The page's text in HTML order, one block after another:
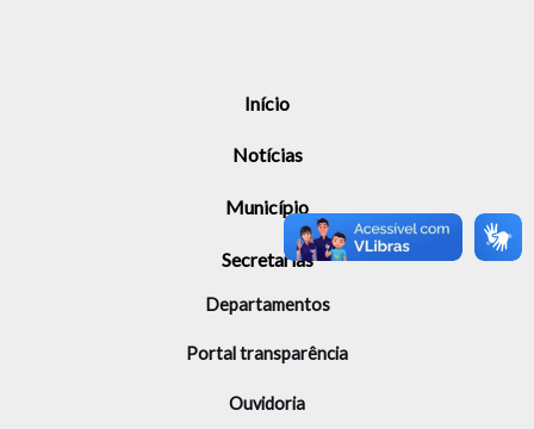
Início
Notícias
Município
Secretarias
Departamentos
Portal transparência
Ouvidoria